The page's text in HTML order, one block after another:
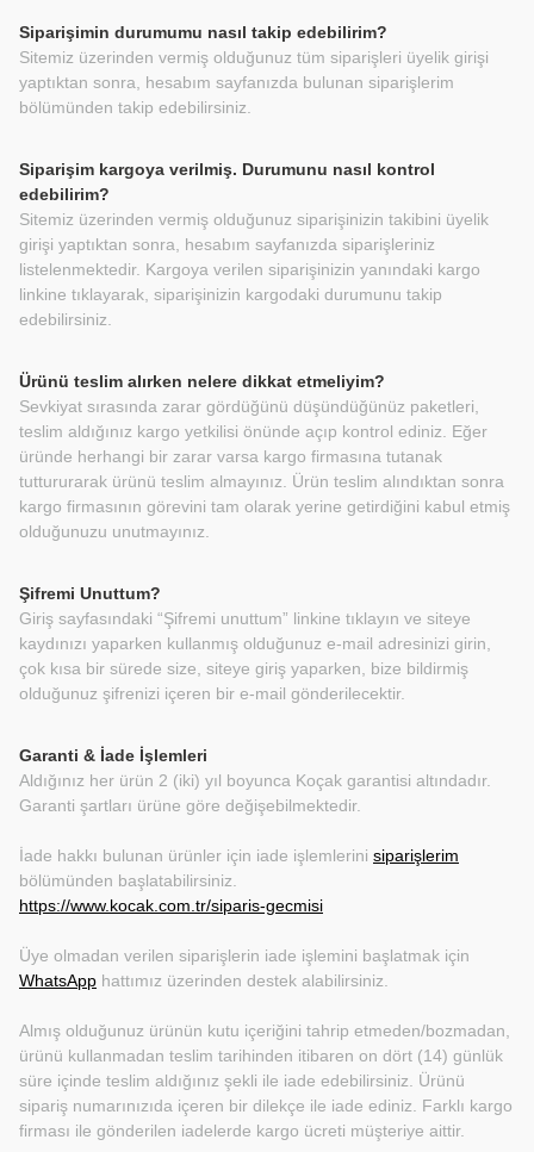
Siparişimin durumumu nasıl takip edebilirim?
Sitemiz üzerinden vermiş olduğunuz tüm siparişleri üyelik girişi
yaptıktan sonra, hesabım sayfanızda bulunan siparişlerim
bölümünden takip edebilirsiniz.
Siparişim kargoya verilmiş. Durumunu nasıl kontrol
edebilirim?
Sitemiz üzerinden vermiş olduğunuz siparişinizin takibini üyelik
girişi yaptıktan sonra, hesabım sayfanızda siparişleriniz
listelenmektedir. Kargoya verilen siparişinizin yanındaki kargo
linkine tıklayarak, siparişinizin kargodaki durumunu takip
edebilirsiniz.
Ürünü teslim alırken nelere dikkat etmeliyim?
Sevkiyat sırasında zarar gördüğünü düşündüğünüz paketleri,
teslim aldığınız kargo yetkilisi önünde açıp kontrol ediniz. Eğer
üründe herhangi bir zarar varsa kargo firmasına tutanak
tuttururarak ürünü teslim almayınız. Ürün teslim alındıktan sonra
kargo firmasının görevini tam olarak yerine getirdiğini kabul etmiş
olduğunuzu unutmayınız.
Şifremi Unuttum?
Giriş sayfasındaki “Şifremi unuttum” linkine tıklayın ve siteye
kaydınızı yaparken kullanmış olduğunuz e-mail adresinizi girin,
çok kısa bir sürede size, siteye giriş yaparken, bize bildirmiş
olduğunuz şifrenizi içeren bir e-mail gönderilecektir.
Garanti & İade İşlemleri
Aldığınız her ürün 2 (iki) yıl boyunca Koçak garantisi altındadır.
Garanti şartları ürüne göre değişebilmektedir.
İade hakkı bulunan ürünler için iade işlemlerini siparişlerim
bölümünden başlatabilirsiniz.
https://www.kocak.com.tr/siparis-gecmisi
Üye olmadan verilen siparişlerin iade işlemini başlatmak için
WhatsApp hattımız üzerinden destek alabilirsiniz.
Almış olduğunuz ürünün kutu içeriğini tahrip etmeden/bozmadan,
ürünü kullanmadan teslim tarihinden itibaren on dört (14) günlük
süre içinde teslim aldığınız şekli ile iade edebilirsiniz. Ürünü
sipariş numarınızıda içeren bir dilekçe ile iade ediniz. Farklı kargo
firması ile gönderilen iadelerde kargo ücreti müşteriye aittir.